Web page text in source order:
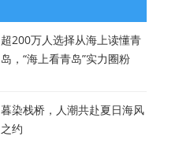
超200万人选择从海上读懂青
岛，“海上看青岛”实力圈粉
暮染栈桥，人潮共赴夏日海风
之约